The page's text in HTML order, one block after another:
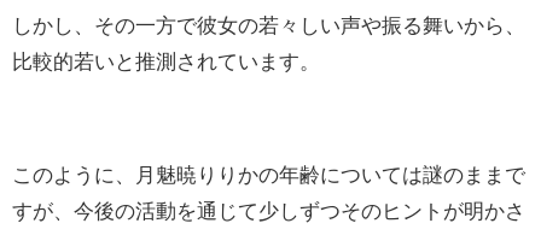
しかし、その一方で彼女の若々しい声や振る舞いから、
比較的若いと推測されています。
このように、月魅暁りりかの年齢については謎のままで
すが、今後の活動を通じて少しずつそのヒントが明かさ